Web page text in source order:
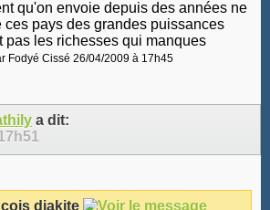
qu'on envoie depuis des années ne
ces pays des grandes puissances
pas les richesses qui manques
Fodyé Cissé 26/04/2009 à 17h45
a dit:
diakite